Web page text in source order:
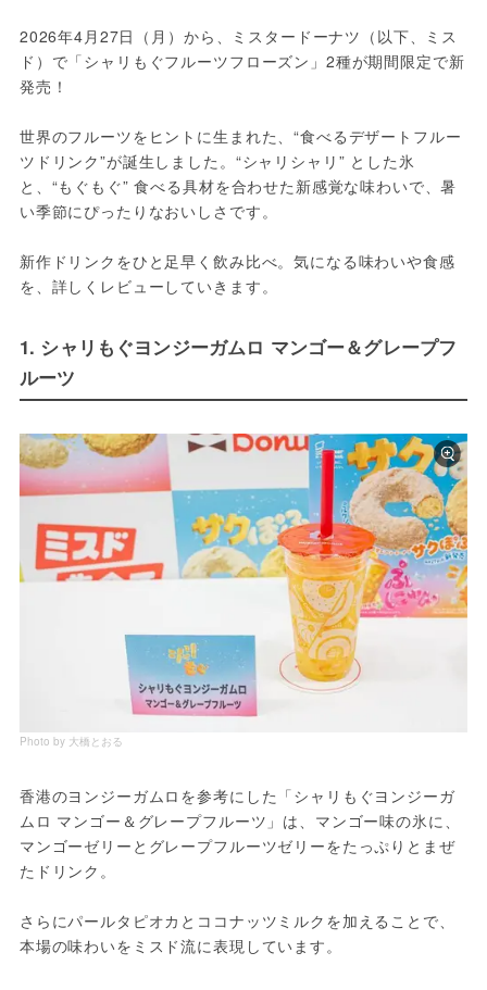
2026年4月27日（月）から、ミスタードーナツ（以下、ミス
ド）で「シャリもぐフルーツフローズン」2種が期間限定で新
発売！
世界のフルーツをヒントに生まれた、“食べるデザートフルー
ツドリンク”が誕生しました。“シャリシャリ” とした氷
と、“もぐもぐ” 食べる具材を合わせた新感覚な味わいで、暑
い季節にぴったりなおいしさです。
新作ドリンクをひと足早く飲み比べ。気になる味わいや食感
を、詳しくレビューしていきます。
1. シャリもぐヨンジーガムロ マンゴー＆グレープフ
ルーツ
Photo by 大橋とおる
香港のヨンジーガムロを参考にした「シャリもぐヨンジーガ
ムロ マンゴー＆グレープフルーツ」は、マンゴー味の氷に、
マンゴーゼリーとグレープフルーツゼリーをたっぷりとまぜ
たドリンク。
さらにパールタピオカとココナッツミルクを加えることで、
本場の味わいをミスド流に表現しています。